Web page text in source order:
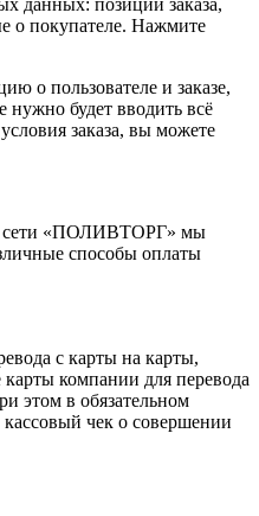
о покупателе. Нажмите
о пользователе и заказе,
будет вводить всё
заказа, вы можете
сети «ПОЛИВТОРГ» мы
способы оплаты
с карты на карты,
компании для перевода
этом в обязательном
кассовый чек о совершении